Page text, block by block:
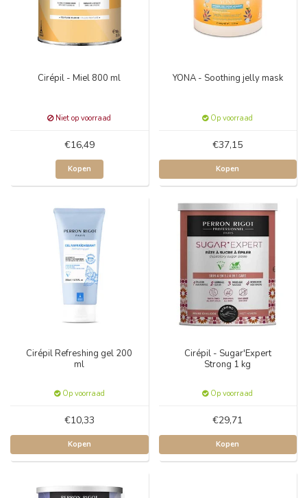
Cirépil - Miel 800 ml
Niet op voorraad
€16,49
Kopen
YONA - Soothing jelly mask
Op voorraad
€37,15
Kopen
Cirépil Refreshing gel 200
ml
Op voorraad
€10,33
Kopen
Cirépil - Sugar'Expert
Strong 1 kg
Op voorraad
€29,71
Kopen